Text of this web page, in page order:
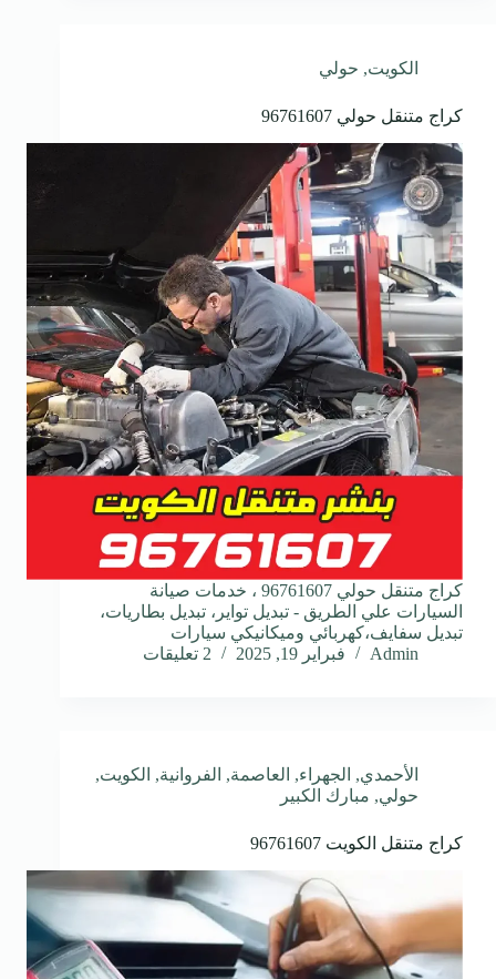
الكويت, حولي
كراج متنقل حولي 96761607
كراج متنقل حولي 96761607 ، خدمات صيانة
السيارات علي الطريق - تبديل تواير، تبديل بطاريات،
تبديل سفايف،كهربائي وميكانيكي سيارات
Admin
فبراير 19, 2025 2 تعليقات
الأحمدي, الجهراء, العاصمة, الفروانية, الكويت,
حولي, مبارك الكبير
كراج متنقل الكويت 96761607